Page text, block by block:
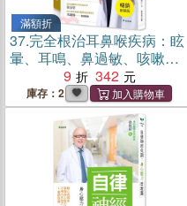
滿額折
37.完全根治耳鼻喉疾病：眩
暈、耳鳴、鼻過敏、咳嗽、
打鼾：劉博仁醫師的營養療
法奇蹟04【暢銷新裝版】
9 342
庫存：2